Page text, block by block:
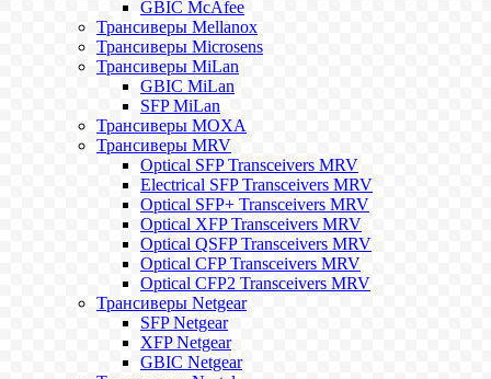
GBIC McAfee
Трансиверы Mellanox
Трансиверы Microsens
Трансиверы MiLan
GBIC MiLan
SFP MiLan
Трансиверы MOXA
Трансиверы MRV
Optical SFP Transceivers MRV
Electrical SFP Transceivers MRV
Optical SFP+ Transceivers MRV
Optical XFP Transceivers MRV
Optical QSFP Transceivers MRV
Optical CFP Transceivers MRV
Optical CFP2 Transceivers MRV
Трансиверы Netgear
SFP Netgear
XFP Netgear
GBIC Netgear